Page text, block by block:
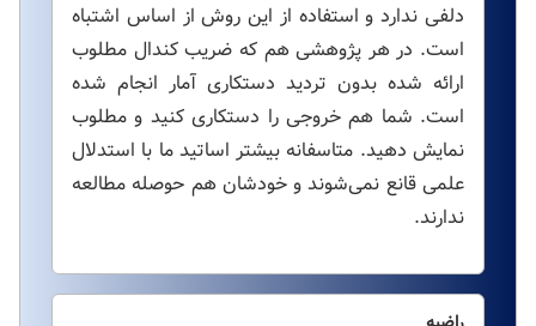
دلفی ندارد و استفاده از این روش از اساس اشتباه
است. در هر پژوهشی هم که ضریب کندال مطلوب
ارائه شده بدون تردید دستکاری آمار انجام شده
است. شما هم خروجی را دستکاری کنید و مطلوب
نمایش دهید. متاسفانه بیشتر اساتید ما با استدلال
علمی قانع نمی‌شوند و خودشان هم حوصله مطالعه
ندارند.